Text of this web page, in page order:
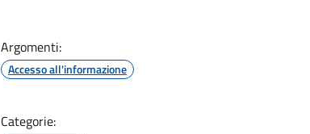
Argomenti:
Accesso all'informazione
Categorie: